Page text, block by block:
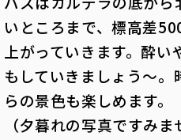
いところまで、標高差
上がっていきます。酔
もしていきましょう～
らの景色も楽しめます。
（夕暮れの写真ですみま